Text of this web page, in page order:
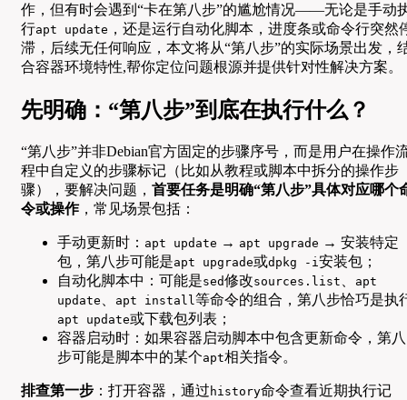
作，但有时会遇到“卡在第八步”的尴尬情况——无论是手动
行apt update ，还是运行自动化脚本，进度条或命令行突然
滞，后续无任何响应，本文将从“第八步”的实际场景出发，
合容器环境特性,帮你定位问题根源并提供针对性解决方案。
先明确：“第八步”到底在执行什么？
“第八步”并非Debian官方固定的步骤序号，而是用户在操作
程中自定义的步骤标记（比如从教程或脚本中拆分的操作步
骤），要解决问题， 首要任务是明确“第八步”具体对应哪个
令或操作，常见场景包括：
手动更新时： apt update → apt upgrade → 安装特定
包，第八步可能是apt upgrade或dpkg -i安装包；
自动化脚本中：可能是sed修改sources.list
apt
update
apt install等命令的组合，第八步恰巧是执
apt update或下载包列表；
容器启动时：如果容器启动脚本中包含更新命令，第八
步可能是脚本中的某个apt相关指令。
排查第一步 ：打开容器，通过 history命令查看近期执行记